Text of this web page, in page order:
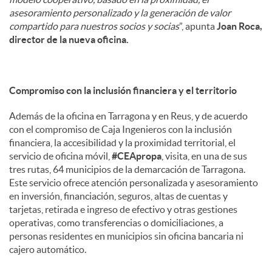
asesoramiento personalizado y la generación de valor
compartido para nuestros socios y socias”, apuntaJoan Roca,
director de la nueva oficina.
Compromiso con la inclusión financiera y el territorio
Además de la oficina en Tarragona y en Reus, y de acuerdo
con el compromiso de Caja Ingenieros con la inclusión
financiera, la accesibilidad y la proximidad territorial, el
servicio de oficina móvil, #CEApropa , visita, en una de sus
tres rutas, 64 municipios de la demarcación de Tarragona.
Este servicio ofrece atención personalizada y asesoramiento
en inversión, financiación, seguros, altas de cuentas y
tarjetas, retirada e ingreso de efectivo y otras gestiones
operativas, como transferencias o domiciliaciones, a
personas residentes en municipios sin oficina bancaria ni
cajero automático.